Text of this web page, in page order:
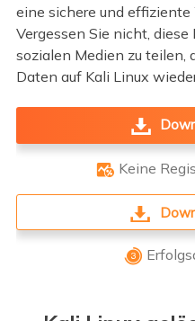
eine sichere und effiziente
Vergessen Sie nicht,
sozialen Medien zu teilen,
Daten auf Kali Linux
 Keine
